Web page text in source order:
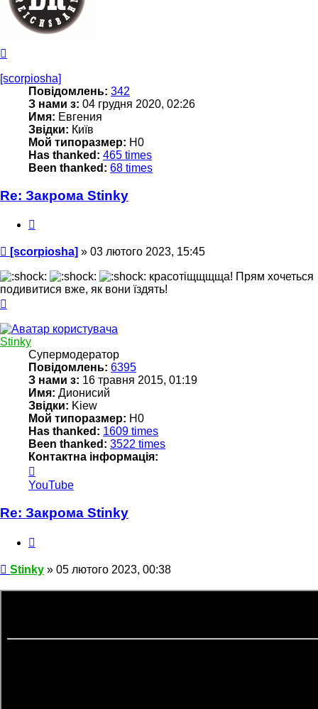
[scorpiosha]
Повідомлень: 342
З нами з: 04 грудня 2020, 02:26
Имя: Евгения
Звідки: Київ
Мой типоразмер: Н0
Has thanked: 465 times
Been thanked: 68 times
Re: Закрома Stinky
Повідомлення
[scorpiosha] » 03 лютого 2023, 15:45
красотіщщщща! Прям хочеться
подивитися вже, як вони їздять!
Stinky
Супермодератор
Повідомлень: 6395
З нами з: 16 травня 2015, 01:19
Имя: Дионисий
Звідки: Kiew
Мой типоразмер: Н0
Has thanked: 1609 times
Been thanked: 3522 times
Контактна інформація:
інформація
користувача
YouTube
Re: Закрома Stinky
Повідомлення
Stinky » 05 лютого 2023, 00:38